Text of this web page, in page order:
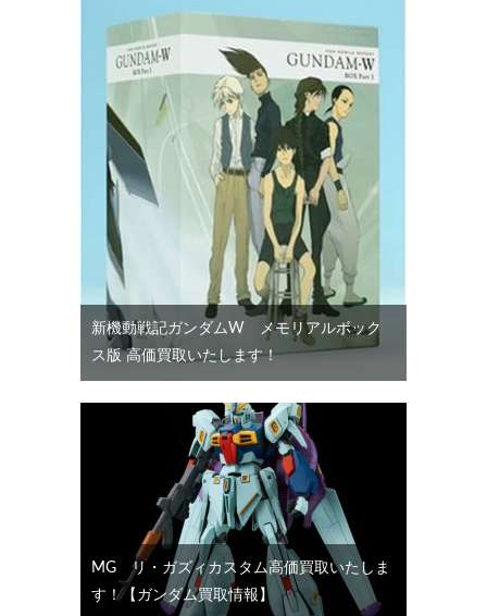
新機動戦記ガンダムW メモリアルボック
ス版 高価買取いたします！
MG リ・ガズィカスタム高価買取いたしま
す！【ガンダム買取情報】